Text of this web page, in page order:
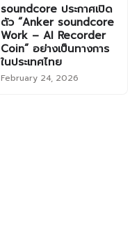
soundcore ประกาศเปิด
ตัว “Anker soundcore
Work – AI Recorder
Coin” อย่างเป็นทางการ
ในประเทศไทย
February 24, 2026